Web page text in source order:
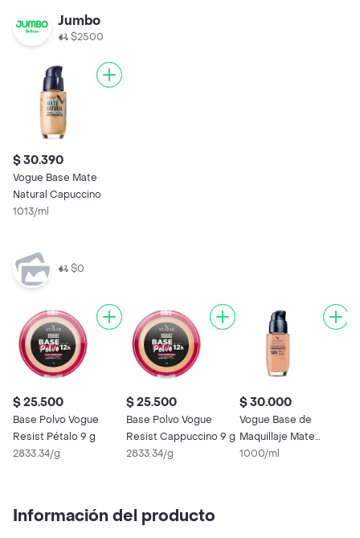
Jumbo
$2500
$ 30.390
Vogue Base Mate
Natural Capuccino
1013/ml
$0
$ 25.500
Base Polvo Vogue
Resist Pétalo 9 g
2833.34/g
$ 25.500
Base Polvo Vogue
Resist Cappuccino 9 g
2833.34/g
$ 30.000
Vogue Base de
Maquillaje Mate
Natural Ácido
1000/ml
Información del producto